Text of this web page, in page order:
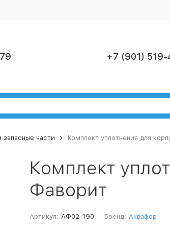
+7 (901)
запасные части Комплект уплотнения для
Комплект
Фаворит
Артикул: АФ02-190 Бренд: Аквафор